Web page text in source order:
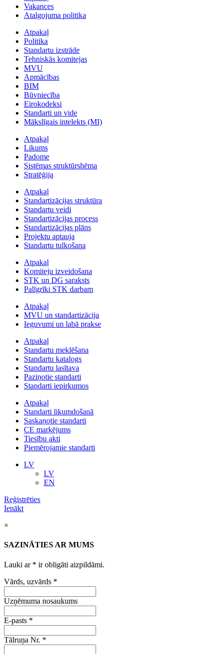
Vakances
Atalgojuma politika
Atpakaļ
Politika
Standartu izstrāde
Tehniskās komitejas
MVU
Apmācības
BIM
Būvniecība
Eirokodeksi
Standarti un vide
Mākslīgais intelekts (MI)
Atpakaļ
Likums
Padome
Sistēmas struktūrshēma
Stratēģija
Atpakaļ
Standartizācijas struktūra
Standartu veidi
Standartizācijas process
Standartizācijas plāns
Projektu aptauja
Standartu tulkošana
Atpakaļ
Komiteju izveidošana
STK un DG saraksts
Palīgrīki STK darbam
Atpakaļ
MVU un standartizācija
Ieguvumi un labā prakse
Atpakaļ
Standartu meklēšana
Standartu katalogs
Standartu lasītava
Paziņotie standarti
Standarti iepirkumos
Atpakaļ
Standarti likumdošanā
Saskaņotie standarti
CE marķējums
Tiesību akti
Piemērojamie standarti
LV
LV
EN
Reģistrēties
Ienākt
×
SAZINĀTIES AR MUMS
Lauki ar * ir obligāti aizpildāmi.
Vārds, uzvārds *
Uzņēmuma nosaukums
E-pasts *
Tālruņa Nr. *